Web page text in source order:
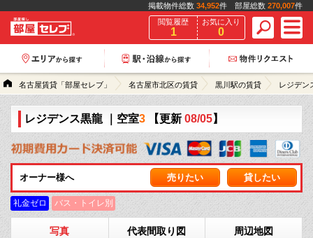
掲載物件総数 34,952件 部屋総数 270,007件
閲覧履歴
1
お気に入り
0
名古屋賃貸「部屋セレブ」 名古屋市北区の賃貸 黒川駅の賃貸 レジデン
レジデンス黒龍 ｜空室3 【更新 08/05】
オーナー様へ 売りたい 貸したい
礼金ゼロ バス・トイレ別
写真 代表間取り図 周辺地図